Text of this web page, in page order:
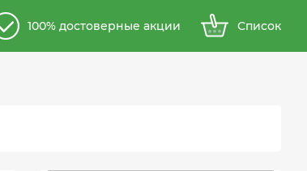
100% достоверные акции Список